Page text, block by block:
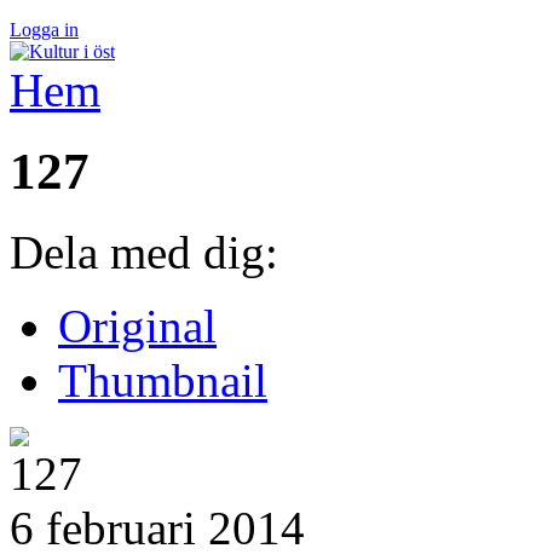
Logga in
Hem
127
Dela med dig:
Original
Thumbnail
6 februari 2014